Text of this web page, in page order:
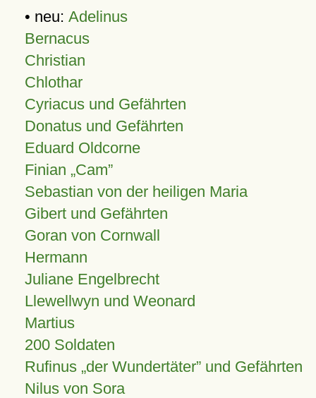
• neu: Adelinus
Bernacus
Christian
Chlothar
Cyriacus und Gefährten
Donatus und Gefährten
Eduard Oldcorne
Finian Cam
Sebastian von der heiligen Maria
Gibert und Gefährten
Goran von Cornwall
Hermann
Juliane Engelbrecht
Llewellwyn und Weonard
Martius
200 Soldaten
Rufinus „der Wundertäter” und Gefährten
Nilus von Sora